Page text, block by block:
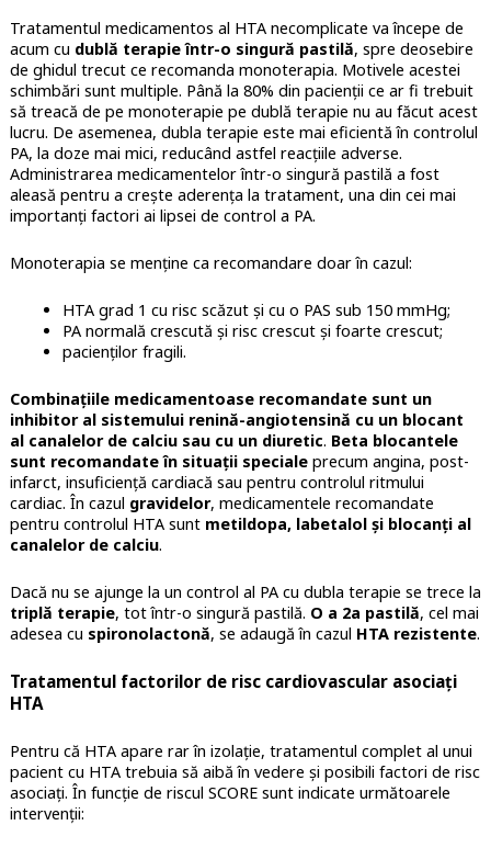
Tratamentul medicamentos al HTA necomplicate va începe de
acum cu dublă terapie într-o singură pastilă, spre deosebire
de ghidul trecut ce recomanda monoterapia. Motivele acestei
schimbări sunt multiple. Până la 80% din pacienții ce ar fi trebuit
să treacă de pe monoterapie pe dublă terapie nu au făcut acest
lucru. De asemenea, dubla terapie este mai eficientă în controlul
PA, la doze mai mici, reducând astfel reacțiile adverse.
Administrarea medicamentelor într-o singură pastilă a fost
aleasă pentru a crește aderența la tratament, una din cei mai
importanți factori ai lipsei de control a PA.
Monoterapia se menține ca recomandare doar în cazul:
HTA grad 1 cu risc scăzut și cu o PAS sub 150 mmHg;
PA normală crescută și risc crescut și foarte crescut;
pacienților fragili.
Combinațiile medicamentoase recomandate sunt un
inhibitor al sistemului renină-angiotensină cu un blocant
al canalelor de calciu sau cu un diuretic. Beta blocantele
sunt recomandate în situații specialeprecum angina, post-
infarct, insuficiență cardiacă sau pentru controlul ritmului
cardiac. În cazul gravidelor, medicamentele recomandate
pentru controlul HTA sunt metildopa, labetalol și blocanți al
canalelor de calciu.
Dacă nu se ajunge la un control al PA cu dubla terapie se trece la
triplă terapie, tot într-o singură pastilă. O a 2a pastilă, cel mai
adesea cu spironolactonă, se adaugă în cazul HTA rezistente.
Tratamentul factorilor de risc cardiovascular asociați
HTA
Pentru că HTA apare rar în izolație, tratamentul complet al unui
pacient cu HTA trebuia să aibă în vedere și posibili factori de risc
asociați. În funcție de riscul SCORE sunt indicate următoarele
intervenții: